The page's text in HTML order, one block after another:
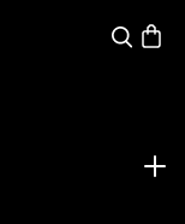
Search